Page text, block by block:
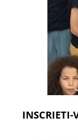
INSCRIETI-